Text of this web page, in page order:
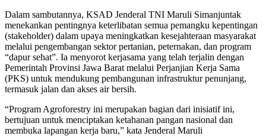
Dalam sambutannya, KSAD Jenderal TNI Maruli Simanjuntak
menekankan pentingnya keterlibatan semua pemangku kepentingan
(stakeholder) dalam upaya meningkatkan kesejahteraan masyarakat
melalui pengembangan sektor pertanian, peternakan, dan program
“dapur sehat”. Ia menyorot kerjasama yang telah terjalin dengan
Pemerintah Provinsi Jawa Barat melalui Perjanjian Kerja Sama
(PKS) untuk mendukung pembangunan infrastruktur penunjang,
termasuk jalan dan akses air bersih.
“Program Agroforestry ini merupakan bagian dari inisiatif ini,
bertujuan untuk menciptakan ketahanan pangan nasional dan
membuka lapangan kerja baru,” kata Jenderal Maruli